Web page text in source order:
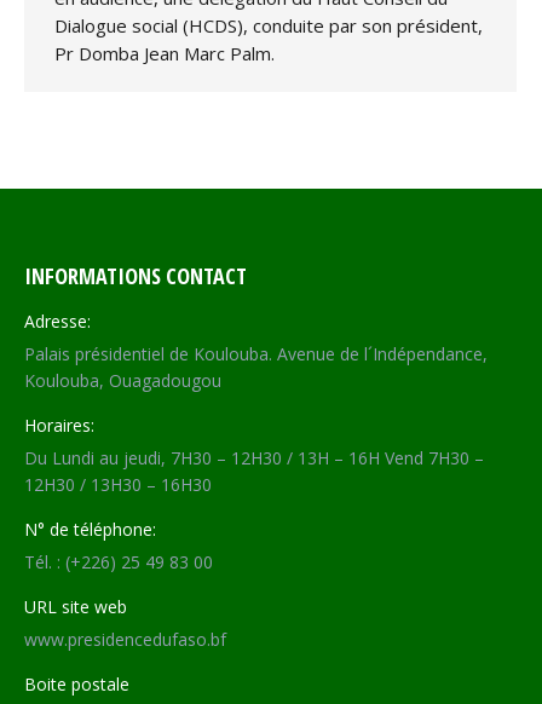
Dialogue social (HCDS), conduite par son président,
Pr Domba Jean Marc Palm.
INFORMATIONS CONTACT
Adresse:
Palais présidentiel de Koulouba. Avenue de l´Indépendance,
Koulouba, Ouagadougou
Horaires:
Du Lundi au jeudi, 7H30 – 12H30 / 13H – 16H Vend 7H30 –
12H30 / 13H30 – 16H30
N° de téléphone:
Tél. : (+226) 25 49 83 00
URL site web
www.presidencedufaso.bf
Boite postale